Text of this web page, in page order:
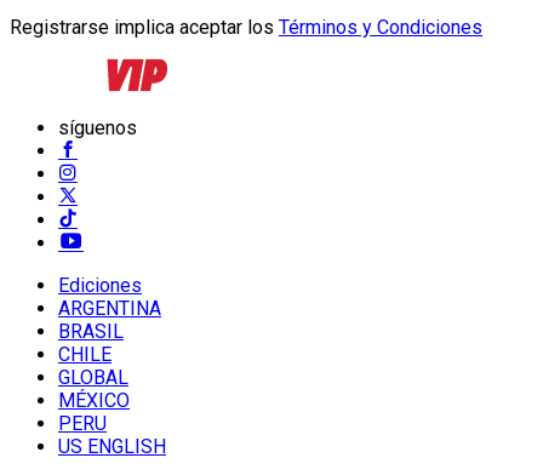
Registrarse implica aceptar los Términos y Condiciones
síguenos
Ediciones
ARGENTINA
BRASIL
CHILE
GLOBAL
MÉXICO
PERU
US ENGLISH